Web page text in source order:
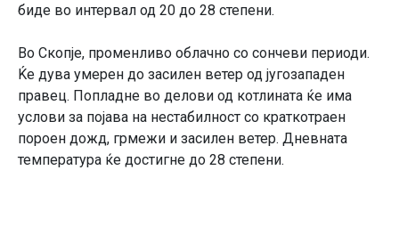
биде во интервал од 20 до 28 степени.
Во Скопје, променливо облачно со сончеви периоди.
Ќе дува умерен до засилен ветер од југозападен
правец. Попладне во делови од котлината ќе има
услови за појава на нестабилност со краткотраен
пороен дожд, грмежи и засилен ветер. Дневната
температура ќе достигне до 28 степени.